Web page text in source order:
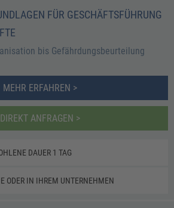
FÜR GESCHÄFTSFÜHRUNG
bis Gefährdungsbeurteilung
MEHR ERFAHREN >
DIREKT ANFRAGEN >
DAUER 1 TAG
ODER IN IHREM UNTERNEHMEN